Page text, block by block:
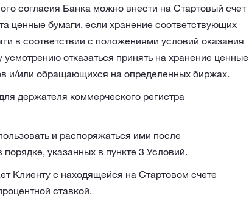
согласия Банка можно внести на Стартовый счет
ценные бумаги, если хранение соответствующих
в соответствии с положениями условий оказания
отказаться принять на хранение ценные
и/или обращающихся на определенных биржах.
держателя коммерческого регистра
и распоряжаться ими после
указанных в пункте 3 Условий.
Клиенту с находящейся на Стартовом счете
ставкой.